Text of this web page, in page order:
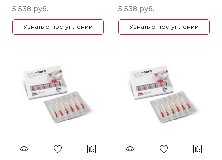
5 538 руб.
Узнать о поступлении
5 538 руб.
Узнать о поступлении